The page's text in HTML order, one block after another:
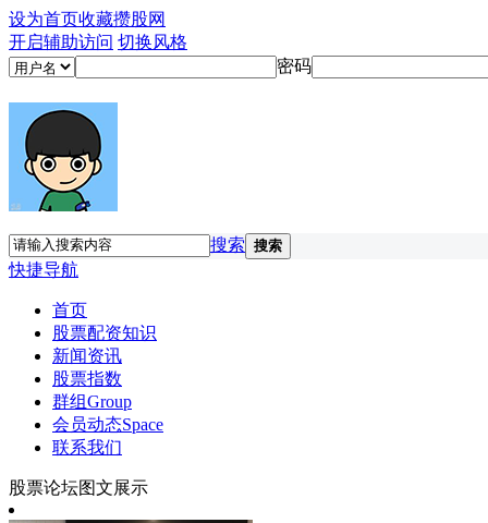
设为首页收藏攒股网
开启辅助访问 切换风格
密码
搜索 搜索
快捷导航
首页
股票配资知识
新闻资讯
股票指数
群组Group
会员动态Space
联系我们
股票论坛图文展示